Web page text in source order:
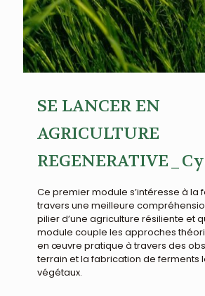
SE LANCER EN
AGRICULTURE
Ce premier module s’intéresse à la
travers une meilleure
pilier d’une agriculture résiliente et
module couple les approches
en œuvre pratique à travers des
terrain et la fabrication de ferments
végétaux.